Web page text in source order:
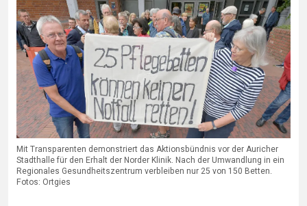
Mit Transparenten demonstriert das Aktionsbündnis vor der Auricher
Stadthalle für den Erhalt der Norder Klinik. Nach der Umwandlung in ein
Regionales Gesundheitszentrum verbleiben nur 25 von 150 Betten.
Fotos: Ortgies